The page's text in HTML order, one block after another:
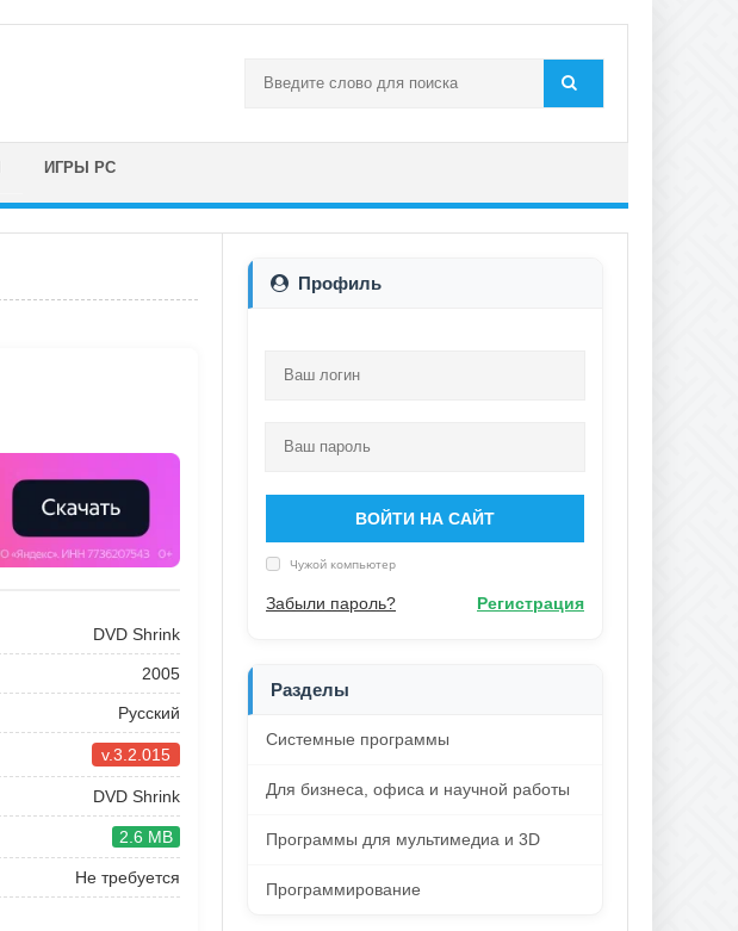
ИГРЫ PC
DVD Shrink
2005
Русский
v.3.2.015
DVD Shrink
2.6 MB
Не требуется
Профиль
ВОЙТИ НА САЙТ
Чужой компьютер
Забыли пароль? Регистрация
Разделы
Системные программы
Для бизнеса, офиса и научной работы
Программы для мультимедиа и 3D
Программирование